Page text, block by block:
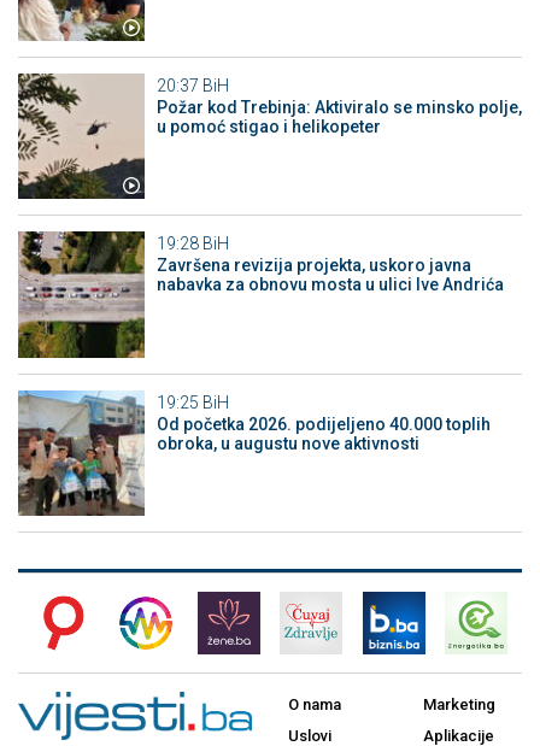
20:37 BiH
Požar kod Trebinja: Aktiviralo se minsko polje,
u pomoć stigao i helikopeter
19:28 BiH
Završena revizija projekta, uskoro javna
nabavka za obnovu mosta u ulici Ive Andrića
19:25 BiH
Od početka 2026. podijeljeno 40.000 toplih
obroka, u augustu nove aktivnosti
O nama
Uslovi
Marketing
Aplikacije